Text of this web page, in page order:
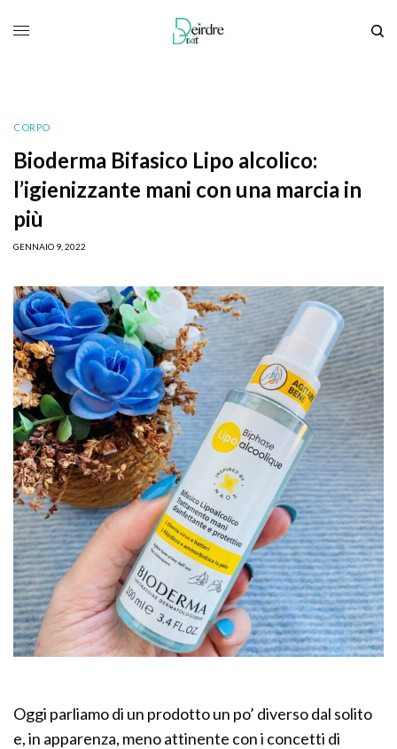
CORPO
Bioderma Bifasico Lipo alcolico:
l’igienizzante mani con una marcia in
più
GENNAIO 9, 2022
Oggi parliamo di un prodotto un po’ diverso dal solito
e, in apparenza, meno attinente con i concetti di